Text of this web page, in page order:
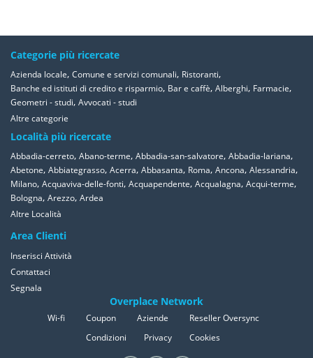
Categorie più ricercate
Azienda locale, Comune e servizi comunali, Ristoranti,
Banche ed istituti di credito e risparmio, Bar e caffè, Alberghi, Farmacie,
Geometri - studi, Avvocati - studi
Altre categorie
Località più ricercate
Abbadia-cerreto, Abano-terme, Abbadia-san-salvatore, Abbadia-lariana,
Abetone, Abbiategrasso, Acerra, Abbasanta, Roma, Ancona, Alessandria,
Milano, Acquaviva-delle-fonti, Acquapendente, Acqualagna, Acqui-terme,
Bologna, Arezzo, Ardea
Altre Località
Area Clienti
Inserisci Attività
Contattaci
Segnala
Overplace Network
Wi-fi Coupon Aziende
Reseller Oversync
Condizioni
Privacy Cookies